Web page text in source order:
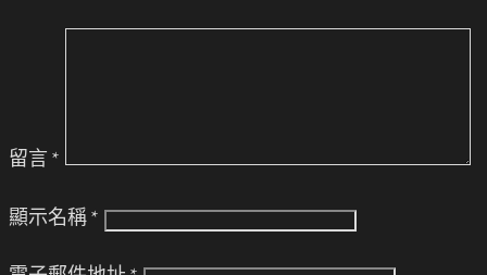
留言 *
顯示名稱 *